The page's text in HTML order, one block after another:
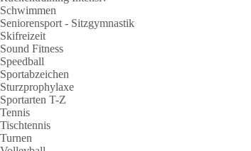
Schwimmen
Seniorensport - Sitzgymnastik
Skifreizeit
Sound Fitness
Speedball
Sportabzeichen
Sturzprophylaxe
Sportarten T-Z
Tennis
Tischtennis
Turnen